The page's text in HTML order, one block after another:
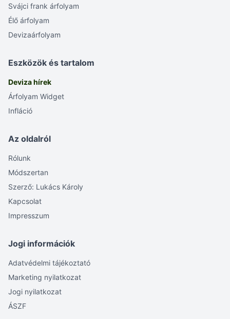
Svájci frank árfolyam
Élő árfolyam
Devizaárfolyam
Eszközök és tartalom
Deviza hírek
Árfolyam Widget
Infláció
Az oldalról
Rólunk
Módszertan
Szerző: Lukács Károly
Kapcsolat
Impresszum
Jogi információk
Adatvédelmi tájékoztató
Marketing nyilatkozat
Jogi nyilatkozat
ÁSZF